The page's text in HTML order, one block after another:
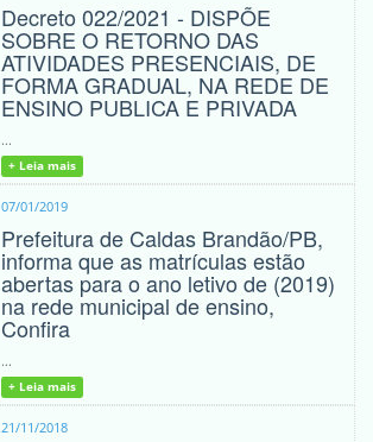
Decreto 022/2021 - DISPÕE
SOBRE O RETORNO DAS
ATIVIDADES PRESENCIAIS, DE
FORMA GRADUAL, NA REDE DE
ENSINO PUBLICA E PRIVADA
...
+ Leia mais
07/01/2019
Prefeitura de Caldas Brandão/PB,
informa que as matrículas estão
abertas para o ano letivo de (2019)
na rede municipal de ensino,
Confira
...
+ Leia mais
21/11/2018